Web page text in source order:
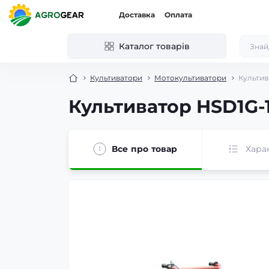
Доставка Оплата
Каталог товарів
Культиватори Мотокультиватори
Культиватор HSD1G-
Все про товар